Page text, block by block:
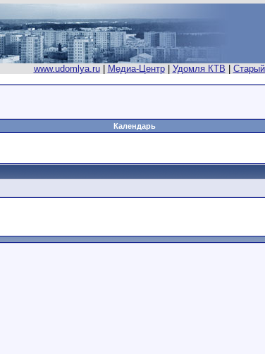
www.udomlya.ru| Медиа-Центр| Удомля КТВ
Календарь